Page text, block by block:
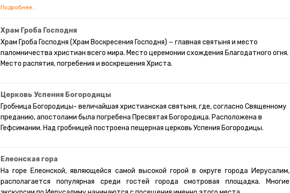
молитву Христа, поцелуй Иуды и последующее пленение Иисуса.
существует традиция: стоя у Стены Плача просить о самом сокровенном. Можно
непременно сбудется. Собираясь посетить Стену Плача, следует помнить о том, что
это возможно только в скромной одежде, прикрывающей колени и плечи.
Храм Гроба Господня
Храм Гроба Господня (Храм Воскресения Господня) — главная святыня и место
паломничества христиан всего мира. Место церемонии схождения Благодатного огня.
Место распятия, погребения и воскрешения Христа.
Церковь Успения Богородицы
Гробница Богородицы- величайшая христианская святыня, где, согласно Священному
преданию, апостолами была погребена Пресвятая Богородица. Расположена в
Гефсимании. Над гробницей построена пещерная церковь Успения Богородицы.
Елеонская гора
На горе Елеонской, являющейся самой высокой горой в округе города Иерусалим,
располагается популярная среди гостей города смотровая площадка. Многие